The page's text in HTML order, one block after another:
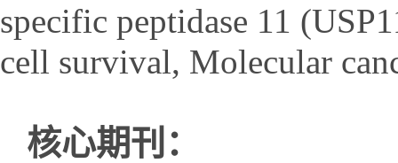
specific peptidase 11
cell survival, Molecular
核心期刊：